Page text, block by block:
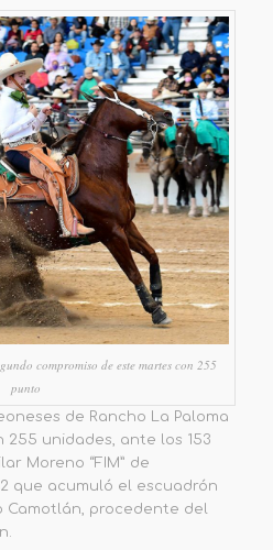
compromiso de este martes con 255
punto
de Rancho La Paloma
unidades, ante los 153
Moreno “FIM” de
que acumuló el escuadrón
Camotlán, procedente del